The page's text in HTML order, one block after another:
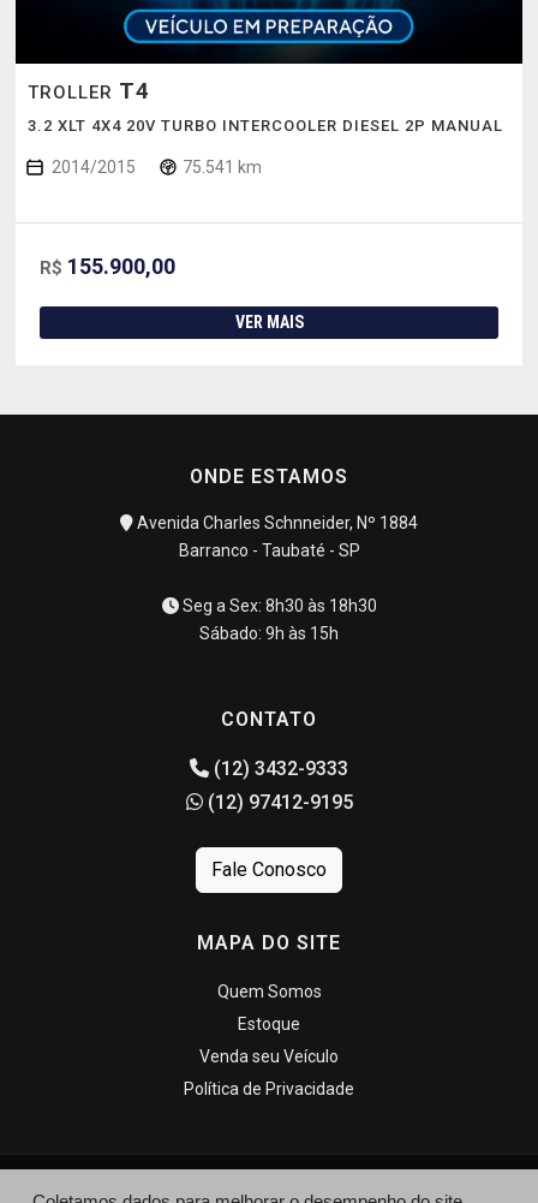
TROLLER T4
3.2 XLT 4X4 20V TURBO INTERCOOLER DIESEL 2P MANUAL
2014/2015 75.541 km
R$ 155.900,00
VER MAIS
ONDE ESTAMOS
Avenida Charles Schnneider, Nº 1884
Barranco - Taubaté - SP
Seg a Sex: 8h30 às 18h30
Sábado: 9h às 15h
CONTATO
(12) 3432-9333
(12) 97412-9195
Fale Conosco
MAPA DO SITE
Quem Somos
Estoque
Venda seu Veículo
Política de Privacidade